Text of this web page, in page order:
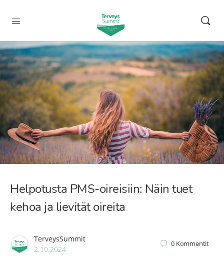
Helpotusta PMS-oireisiin: Näin tuet
kehoa ja lievität oireita
TerveysSummit
2.10.2024
0 Kommentit